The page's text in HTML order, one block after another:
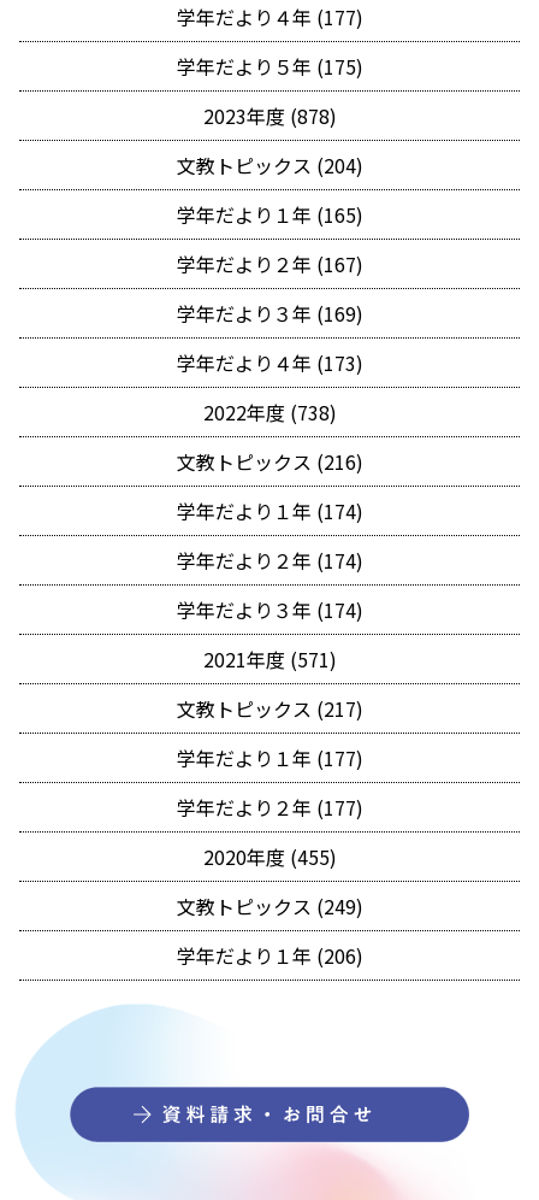
学年だより４年 (177)
学年だより５年 (175)
2023年度 (878)
文教トピックス (204)
学年だより１年 (165)
学年だより２年 (167)
学年だより３年 (169)
学年だより４年 (173)
2022年度 (738)
文教トピックス (216)
学年だより１年 (174)
学年だより２年 (174)
学年だより３年 (174)
2021年度 (571)
文教トピックス (217)
学年だより１年 (177)
学年だより２年 (177)
2020年度 (455)
文教トピックス (249)
学年だより１年 (206)